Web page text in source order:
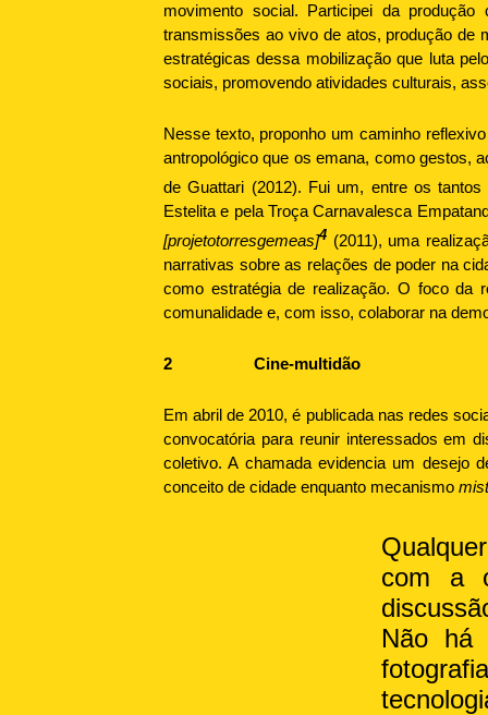
movimento social. Participei da
transmissões ao vivo de atos, produção de
estratégicas dessa mobilização que luta
sociais, promovendo atividades culturais,
Nesse texto, proponho um caminho
antropológico que os emana, como gestos,
de Guattari (2012). Fui um, entre os
Estelita e pela Troça Carnavalesca
[projetotorresgemeas]4 (2011), uma
narrativas sobre as relações de poder na
como estratégia de realização. O foco da
comunalidade e, com isso, colaborar na
2 Cine-multidão
Em abril de 2010, é publicada nas redes
convocatória para reunir interessados em
coletivo. A chamada evidencia um desejo
conceito de cidade enquanto mecanismo
com a
Não há